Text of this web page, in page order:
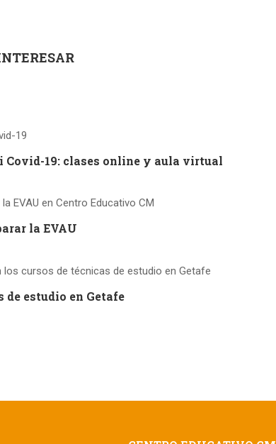
Covid-19: clases online y aula virtual
la EVAU
de estudio en Getafe